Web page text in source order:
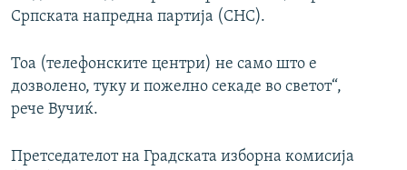
Српската напредна партија (СНС).
Тоа (телефонските центри) не само што е
дозволено, туку и пожелно секаде во светот“,
рече Вучиќ.
Претседателот на Градската изборна комисија